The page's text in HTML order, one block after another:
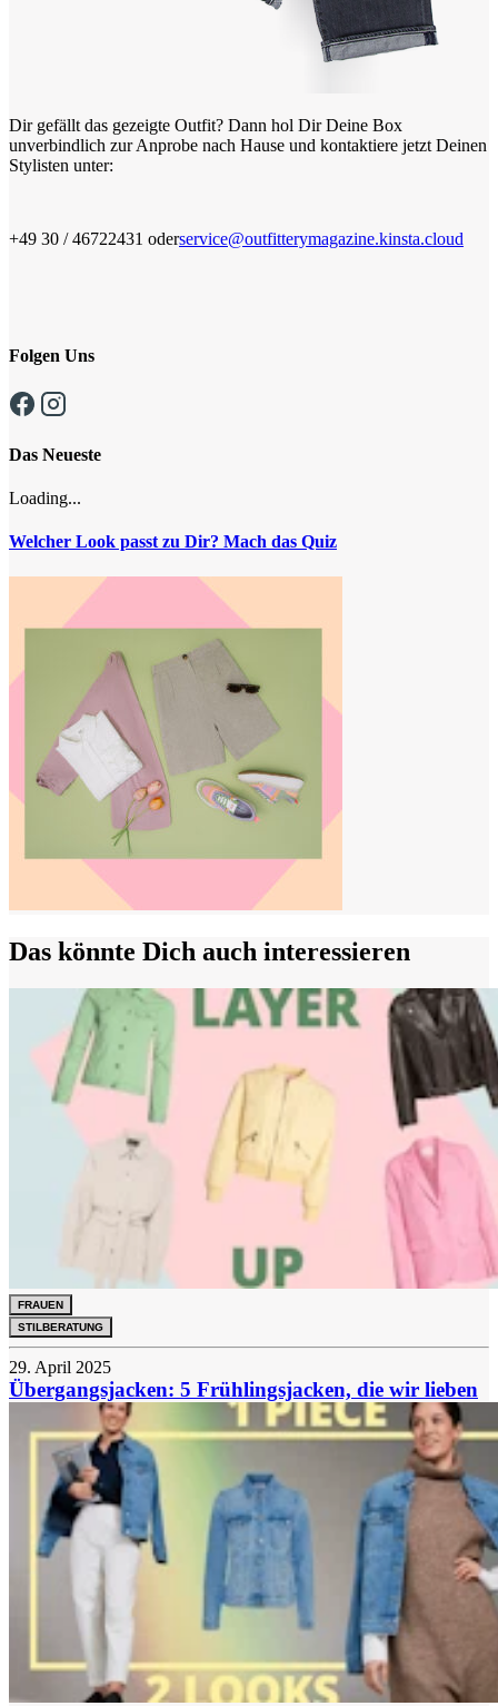
Dir gefällt das gezeigte Outfit? Dann hol Dir Deine Box
unverbindlich zur Anprobe nach Hause und kontaktiere jetzt Deinen
Stylisten unter:
+49 30 / 46722431 oderservice@outfitterymagazine.kinsta.cloud
Folgen Uns
Das Neueste
Loading...
Welcher Look passt zu Dir? Mach das Quiz
Das könnte Dich auch interessieren
FRAUEN
STILBERATUNG
29. April 2025
Übergangsjacken: 5 Frühlingsjacken, die wir lieben